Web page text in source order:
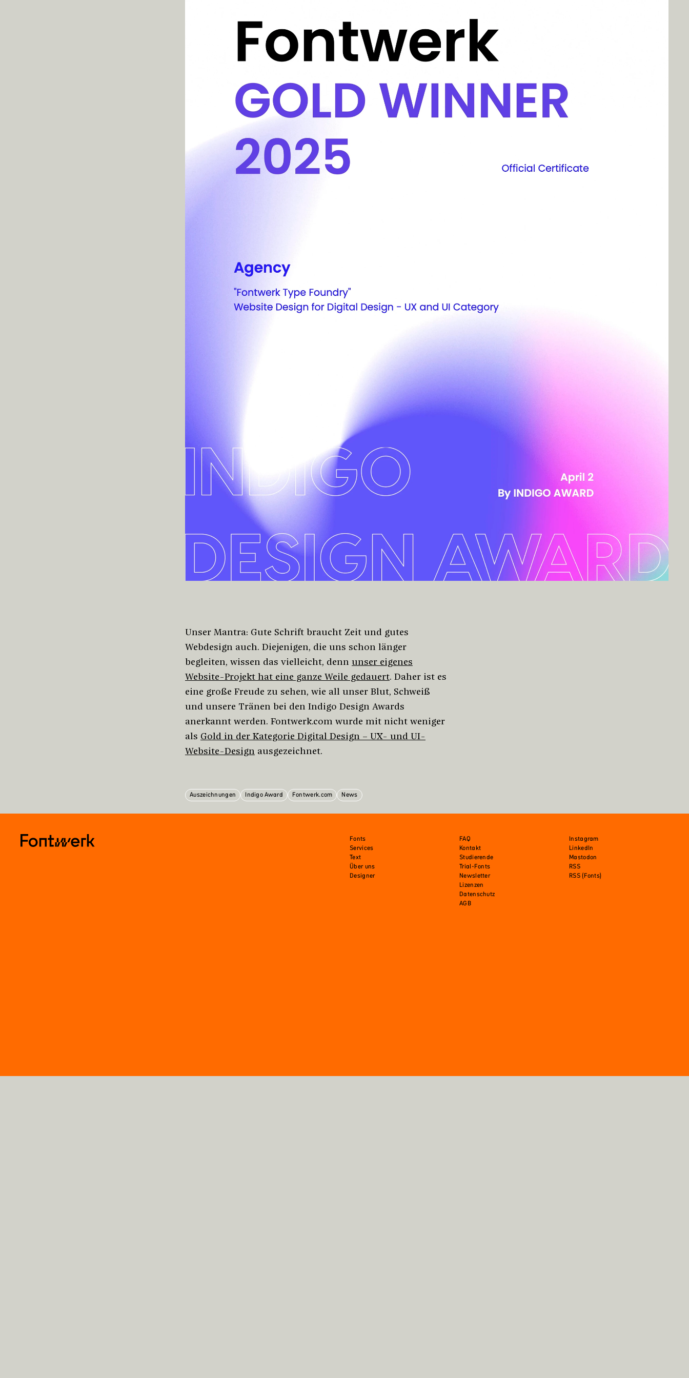
Unser Mantra: Gute Schrift braucht Zeit und gutes
Webdesign auch. Diejenigen, die uns schon länger
begleiten, wissen das vielleicht, denn unser eigenes
Website-Projekt hat eine ganze Weile gedauert. Daher ist es
eine große Freude zu sehen, wie all unser Blut, Schweiß
und unsere Tränen bei den Indigo Design Awards
anerkannt werden. Fontwerk.com wurde mit nicht weniger
als Gold in der Kategorie Digital Design – UX- und UI-
Website-Design ausgezeichnet.
Auszeichnungen Indigo Award Fontwerk.com News
Fonts
Services
Text
Über uns
Designer
FAQ
Kontakt
Studierende
Trial-Fonts
Newsletter
Lizenzen
Datenschutz
AGB
Instagram
LinkedIn
Mastodon
RSS
RSS (Fonts)